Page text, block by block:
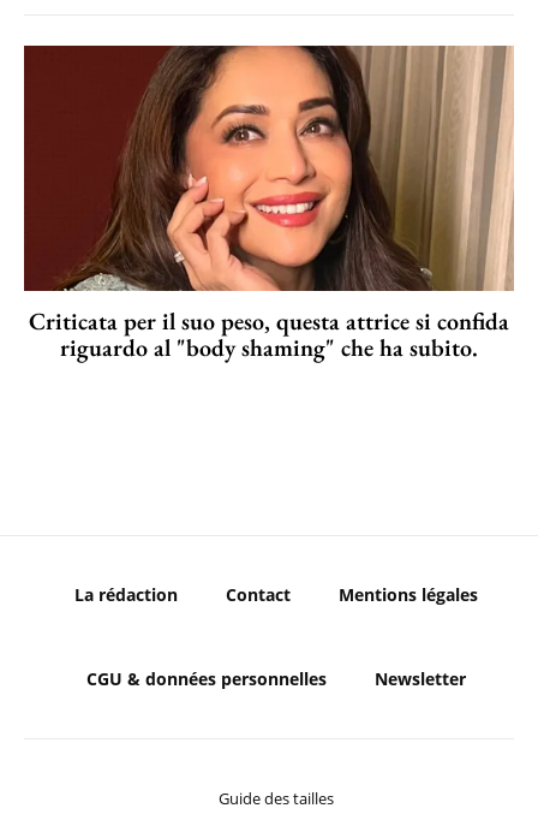
Criticata per il suo peso, questa attrice si confida
riguardo al "body shaming" che ha subito.
La rédaction Contact Mentions légales
CGU & données personnelles Newsletter
Guide des tailles